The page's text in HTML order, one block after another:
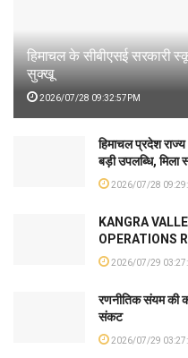
हिमाचल के सीबीएसई सरकारी
सुक्खू
2026/07/28 09:32:57PM
हिमाचल प्रदेश
बड़ी उपलब्धि,
2026/07/28
KANGRA
OPERATIONS
2026/07/29
रणनीतिक संयम की
संकट
2026/07/29